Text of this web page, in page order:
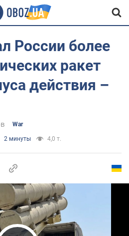
России более
ракет
действия –
War
2 минуты 4,0 т.